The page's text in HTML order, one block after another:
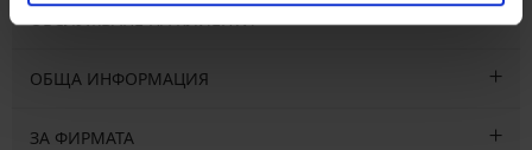
ОБСЛУЖВАНЕ НА КЛИЕНТИ
ОБЩА ИНФОРМАЦИЯ
ЗА ФИРМАТА